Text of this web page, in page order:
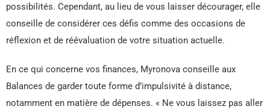
possibilités. Cependant, au lieu de vous laisser décourager, elle
conseille de considérer ces défis comme des occasions de
réflexion et de réévaluation de votre situation actuelle.
En ce qui concerne vos finances, Myronova conseille aux
Balances de garder toute forme d’impulsivité à distance,
notamment en matière de dépenses. « Ne vous laissez pas aller